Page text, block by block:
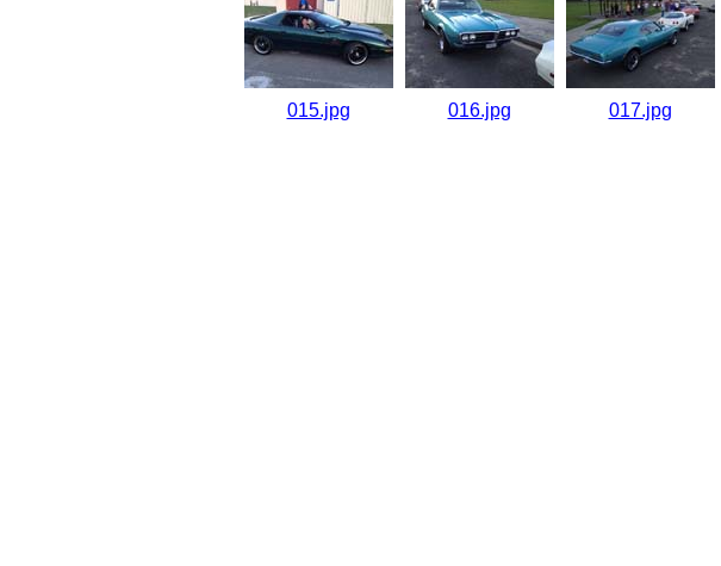
015.jpg 016.jpg 017.jpg